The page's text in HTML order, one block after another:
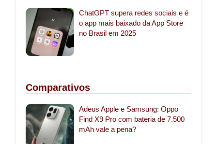
ChatGPT supera redes sociais e é
o app mais baixado da App Store
no Brasil em 2025
Comparativos
Adeus Apple e Samsung: Oppo
Find X9 Pro com bateria de 7.500
mAh vale a pena?